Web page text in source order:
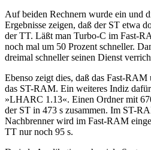
Auf beiden Rechnern wurde ein und
Ergebnisse zeigen, daß der ST etwa
der TT. Läßt man Turbo-C im Fast-
noch mal um 50 Prozent schneller.
dreimal schneller seinen Dienst
Ebenso zeigt dies, daß das Fast-RAM
das ST-RAM. Ein weiteres Indiz
»LHARC 1.13«. Einen Ordner mit
der ST in 473 s zusammen. Im ST-
Nachbrenner wird im Fast-RAM
TT nur noch 95 s.